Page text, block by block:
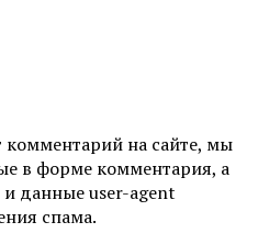
комментарий на сайте, мы
в форме комментария, а
и данные user-agent
спама.